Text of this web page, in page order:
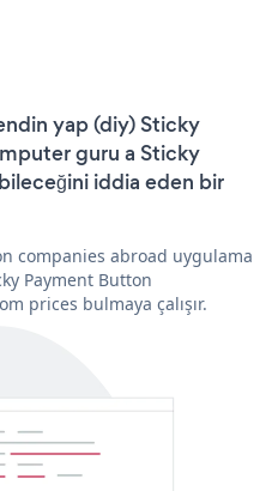
yap (diy) Sticky
guru a Sticky
iddia eden bir
companies abroad uygulama
Payment Button
prices bulmaya çalışır.